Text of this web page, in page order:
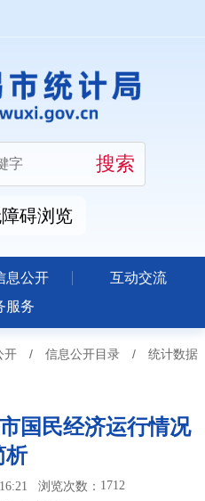
碍浏览
息公开
互动交流
服务
开 / 信息公开目录 /
统计数据
国民经济运行情况
析
16:21浏览次数： 1712